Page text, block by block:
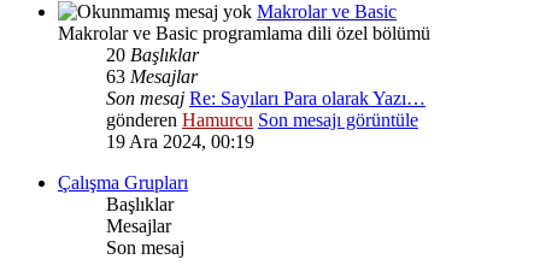
Makrolar ve Basic
Makrolar ve Basic programlama dili özel bölümü
20 Başlıklar
63 Mesajlar
Son mesaj Re: Sayıları Para olarak Yazı…
gönderen Hamurcu Son mesajı görüntüle
19 Ara 2024, 00:19
Çalışma Grupları
Başlıklar
Mesajlar
Son mesaj